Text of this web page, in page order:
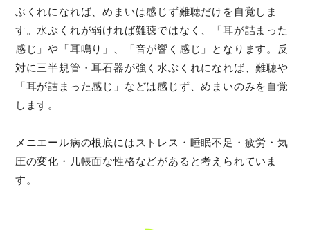
ぶくれになれば、めまいは感じず難聴だけを自覚しま
す。水ぶくれが弱ければ難聴ではなく、「耳が詰まった
感じ」や「耳鳴り」、「音が響く感じ」となります。反
対に三半規管・耳石器が強く水ぶくれになれば、難聴や
「耳が詰まった感じ」などは感じず、めまいのみを自覚
します。
メニエール病の根底にはストレス・睡眠不足・疲労・気
圧の変化・几帳面な性格などがあると考えられていま
す。